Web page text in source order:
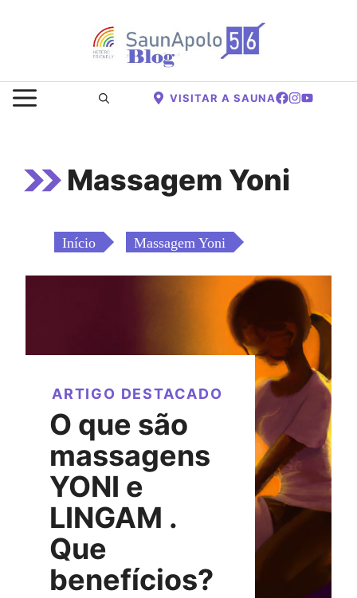
conteúdo
MENU VISITAR A SAUNA
Massagem Yoni
Início Massagem Yoni
ARTIGO DESTACADO
O que são
massagens
YONI e
LINGAM .
Que
benefícios?